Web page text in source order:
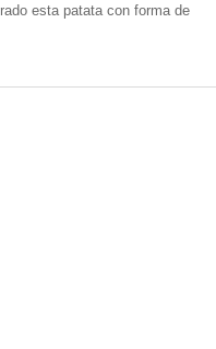
esta patata con forma de